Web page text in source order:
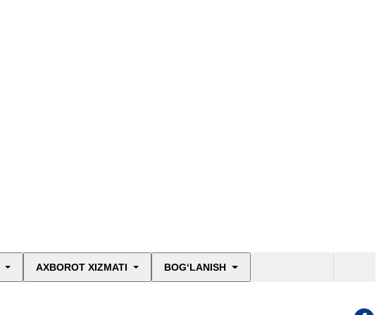
AXBOROT XIZMATI BOG‘LANISH